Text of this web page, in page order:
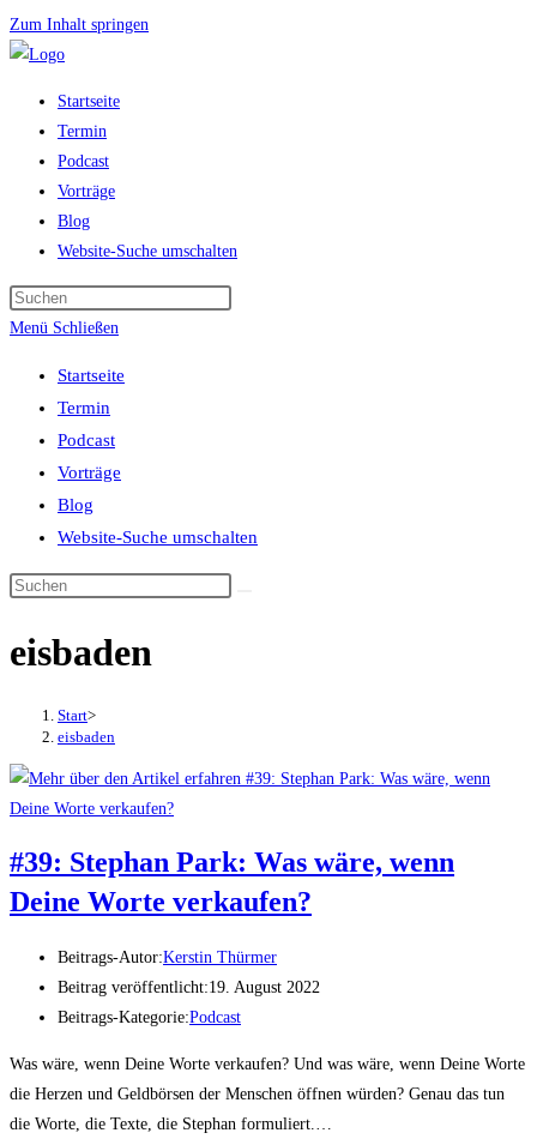
Zum Inhalt springen
Startseite
Termin
Podcast
Vorträge
Blog
Website-Suche umschalten
Menü Schließen
Startseite
Termin
Podcast
Vorträge
Blog
Website-Suche umschalten
eisbaden
Start>
eisbaden
#39: Stephan Park: Was wäre, wenn
Deine Worte verkaufen?
Beitrags-Autor:Kerstin Thürmer
Beitrag veröffentlicht:19. August 2022
Beitrags-Kategorie:Podcast
Was wäre, wenn Deine Worte verkaufen? Und was wäre, wenn Deine Worte
die Herzen und Geldbörsen der Menschen öffnen würden? Genau das tun
die Worte, die Texte, die Stephan formuliert.…